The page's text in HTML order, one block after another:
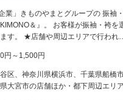
業」きものやまとグループの 振袖
＆』。 お客様が振袖・袴を
す。 ★店舗や周辺エリアで行われ
円～1,500円
区、神奈川県横浜市、千葉県船橋
大宮市の店舗ほか・都下周辺エリ